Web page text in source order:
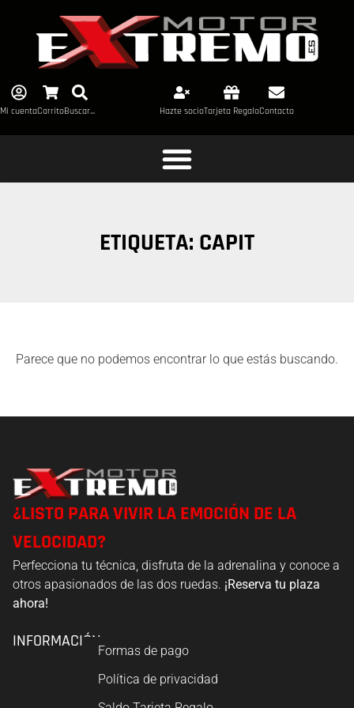
Mi cuentaCarritoBuscar... Hazte socioTarjeta RegaloContacto
ETIQUETA: CAPIT
Parece que no podemos encontrar lo que estás buscando.
¿LISTO PARA VIVIR LA EMOCIÓN DE LA
VELOCIDAD?
Perfecciona tu técnica, disfruta de la adrenalina y conoce a
otros apasionados de las dos ruedas. ¡Reserva tu plaza
ahora!
INFORMACIÓNFormas de pago
Política de privacidad